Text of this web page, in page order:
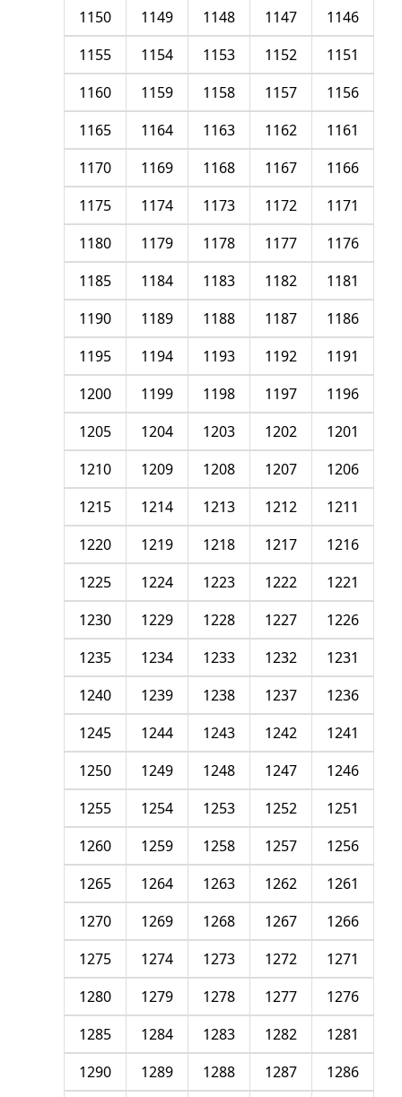
1146
1147
1148
1149
1150
1151
1152
1153
1154
1155
1156
1157
1158
1159
1160
1161
1162
1163
1164
1165
1166
1167
1168
1169
1170
1171
1172
1173
1174
1175
1176
1177
1178
1179
1180
1181
1182
1183
1184
1185
1186
1187
1188
1189
1190
1191
1192
1193
1194
1195
1196
1197
1198
1199
1200
1201
1202
1203
1204
1205
1206
1207
1208
1209
1210
1211
1212
1213
1214
1215
1216
1217
1218
1219
1220
1221
1222
1223
1224
1225
1226
1227
1228
1229
1230
1231
1232
1233
1234
1235
1236
1237
1238
1239
1240
1241
1242
1243
1244
1245
1246
1247
1248
1249
1250
1251
1252
1253
1254
1255
1256
1257
1258
1259
1260
1261
1262
1263
1264
1265
1266
1267
1268
1269
1270
1271
1272
1273
1274
1275
1276
1277
1278
1279
1280
1281
1282
1283
1284
1285
1286
1287
1288
1289
1290